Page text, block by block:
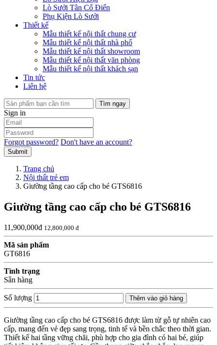
Lò Sưởi Tân Cổ Điển
Phụ Kiện Lò Sưởi
Thiết kế
Mẫu thiết kế nội thất chung cư
Mẫu thiết kế nội thất nhà phố
Mẫu thiết kế nội thất showroom
Mẫu thiết kế nội thất văn phòng
Mẫu thiết kế nội thất khách sạn
Tin tức
Liên hệ
Tìm ngay
Sign in
Forgot password? Don't have an account?
Submit
Trang chủ
Nội thất trẻ em
Giường tầng cao cấp cho bé GTS6816
Giường tầng cao cấp cho bé GTS6816
11,900,000đ 12,800,000 đ
Mã sản phẩm
GT6816
Tình trạng
Sẵn hàng
Số lượng Thêm vào giỏ hàng
Giường tầng cao cấp cho bé GTS6816 được làm từ gỗ tự nhiên cao
cấp, mang đến vẻ đẹp sang trọng, tinh tế và bền chắc theo thời gian.
Thiết kế hai tầng vững chãi, phù hợp cho gia đình có hai bé, giúp